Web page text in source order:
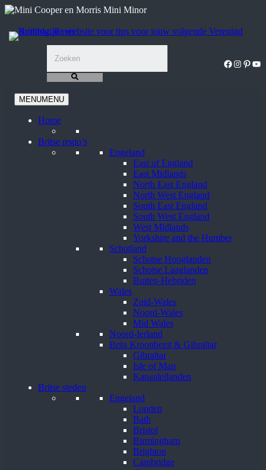
Ga
de
inhoud
Facebook
MENUMENU
Home
Britse regio’s
Engeland
East of England
East Midlands
North East England
North West England
South East England
South West England
West Midlands
Yorkshire and the Humber
Schotland
Schotse Hooglanden
Schotse Laaglanden
Buiten-Hebriden
Wales
Zuid-Wales
Noord-Wales
Mid Wales
Noord-Ierland
Brits Kroonbezit & Gibraltar
Gibraltar
Isle of Man
Kanaaleilanden
Britse steden
Engeland
Londen
Bath
Bristol
Birmingham
Brighton
Cambridge